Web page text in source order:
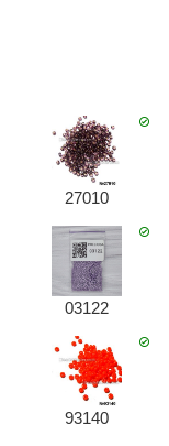
27010
03122
93140